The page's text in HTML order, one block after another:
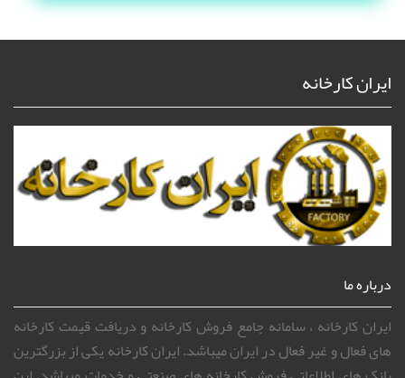
ایران کارخانه
درباره ما
ایران کارخانه ، سامانه جامع فروش کارخانه و دریافت قیمت کارخانه
های فعال و غیر فعال در ایران میباشد. ایران کارخانه یکی از بزرگترین